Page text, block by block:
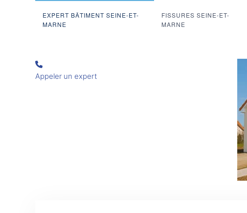
EXPERT BÂTIMENT SEINE-ET-
MARNE
FISSURES SEINE-ET-
MARNE
Appeler un expert